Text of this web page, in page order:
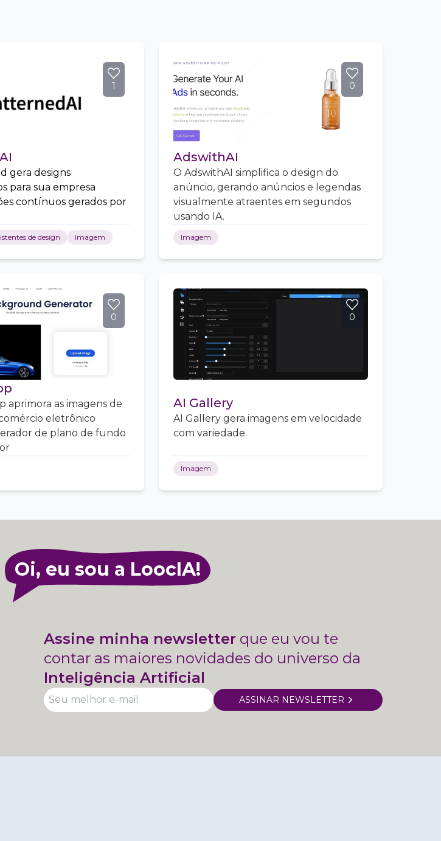
1
gera designs
para sua empresa
contínuos gerados por
de design Imagem
0
AdswithAI
O AdswithAI simplifica o design do
anúncio, gerando anúncios e legendas
visualmente atraentes em segundos
usando IA.
Imagem
0
aprimora as imagens de
eletrônico
de plano de fundo
0
AI Gallery
AI Gallery gera imagens em velocidade
com variedade.
Imagem
Oi, eu sou a LoocIA!
Assine minha newsletter que eu vou te
contar as maiores novidades do universo da
Inteligência Artificial
ASSINAR NEWSLETTER